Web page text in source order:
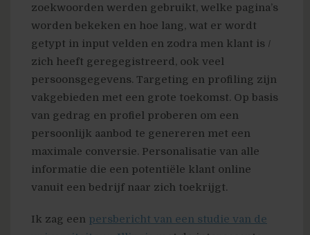
zoekwoorden werden gebruikt, welke pagina’s
worden bekeken en hoe lang, wat er wordt
getypt in input velden en zodra men klant is /
zich heeft geregegistreerd, ook veel
persoonsgegevens. Targeting en profiling zijn
vakgebieden met een grote toekomst. Op basis
van gedrag en profiel proberen om een
persoonlijk aanbod te genereren met een
maximale conversie. Personalisatie van alle
informatie die een potentiële klant online
vanuit een bedrijf naar zich toekrijgt.
Ik zag een persbericht van een studie van de